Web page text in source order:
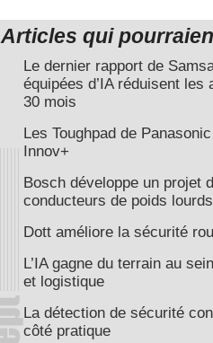
Articles qui
Le dernier rapport de
équipées d’IA réduisent
30 mois
Les Toughpad de
Innov+
Bosch développe un projet
conducteurs de poids lourds
Dott améliore la sécurité
L’IA gagne du terrain au
et logistique
La détection de sécurité
côté pratique